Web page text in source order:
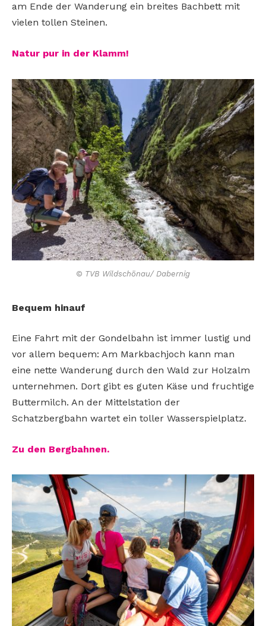
am Ende der Wanderung ein breites Bachbett mit
vielen tollen Steinen.
Natur pur in der Klamm!
© TVB Wildschönau/ Dabernig
Bequem hinauf
Eine Fahrt mit der Gondelbahn ist immer lustig und
vor allem bequem: Am Markbachjoch kann man
eine nette Wanderung durch den Wald zur Holzalm
unternehmen. Dort gibt es guten Käse und fruchtige
Buttermilch. An der Mittelstation der
Schatzbergbahn wartet ein toller Wasserspielplatz.
Zu den Bergbahnen.